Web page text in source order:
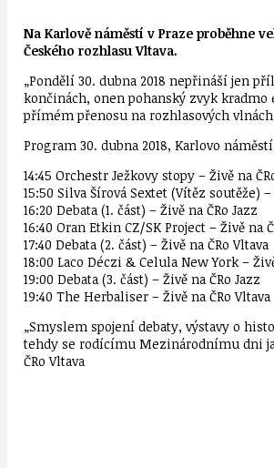
Na Karlově náměstí v Praze proběhne
Českého rozhlasu Vltava.
„Pondělí 30. dubna 2018 nepřináší jen
končinách, onen pohanský zvyk
přímém přenosu na rozhlasových
Program 30. dubna 2018, Karlovo
14:45 Orchestr Ježkovy stopy – Živě na
15:50 Silva Šírová Sextet (Vítěz soutěže) –
16:20 Debata (1. část) – Živě na ČRo Jazz
16:40 Oran Etkin CZ/SK Project – Živě na
17:40 Debata (2. část) – Živě na ČRo Vltava
18:00 Laco Déczi & Celula New York –
19:00 Debata (3. část) – Živě na ČRo Jazz
19:40 The Herbaliser – Živě na ČRo Vltava
„Smyslem spojení debaty, výstavy o
tehdy se rodícímu Mezinárodnímu dni
ČRo Vltava